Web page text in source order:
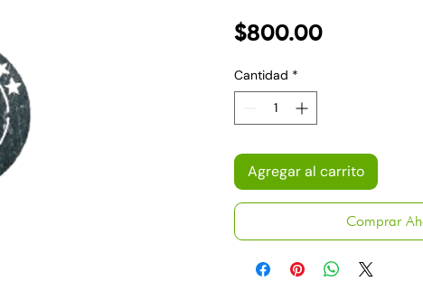
$800.00Precio
Cantidad *
Agregar al carrito
Comprar